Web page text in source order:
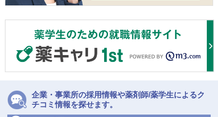
企業・事業所の採用情報や薬剤師/薬学生によるク
チコミ情報を探せます。